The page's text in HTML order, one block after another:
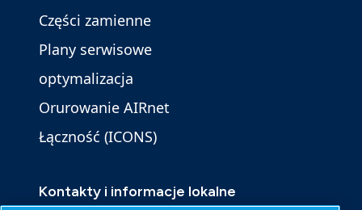
Części zamienne
Plany serwisowe
optymalizacja
Orurowanie AIRnet
Łączność (ICONS)
Kontakty i informacje lokalne